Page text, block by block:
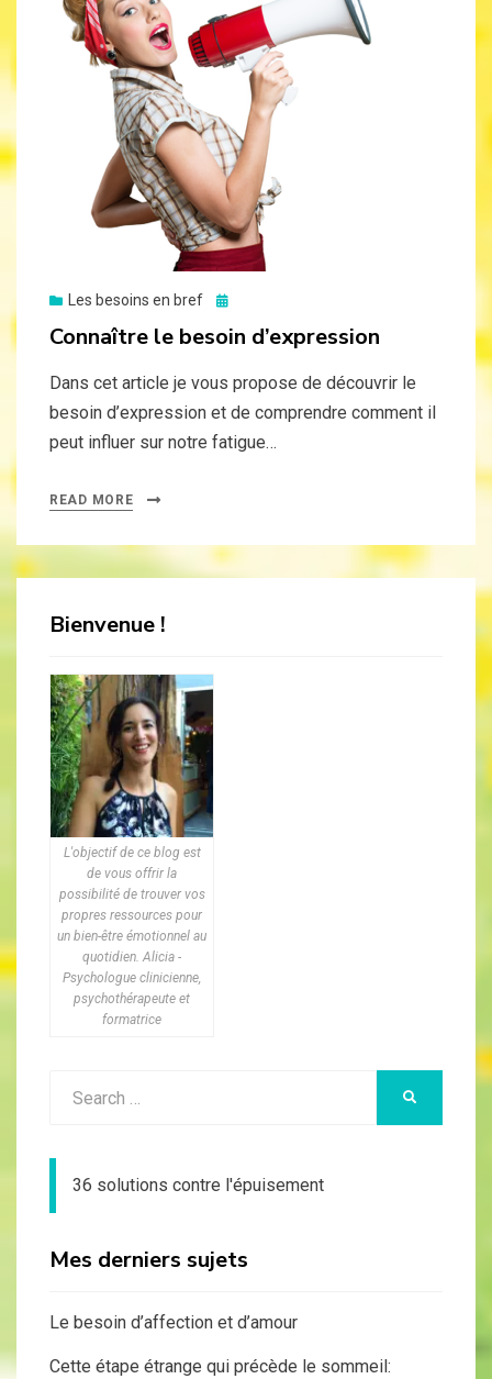
Les besoins en bref
Posted
Connaître le besoin d’expression
Dans cet article je vous propose de découvrir le
besoin d’expression et de comprendre comment il
peut influer sur notre fatigue…
READ MORE
Bienvenue !
L'objectif de ce blog est
de vous offrir la
possibilité de trouver vos
propres ressources pour
un bien-être émotionnel au
quotidien. Alicia -
Psychologue clinicienne,
psychothérapeute et
formatrice
36 solutions contre l'épuisement
Mes derniers sujets
Le besoin d’affection et d’amour
Cette étape étrange qui précède le sommeil: